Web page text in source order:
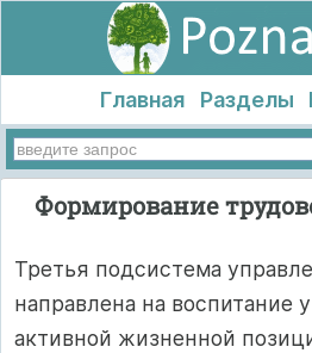
Главная Разделы
Формирование
Третья подсистема
направлена на воспитание
активной жизненной